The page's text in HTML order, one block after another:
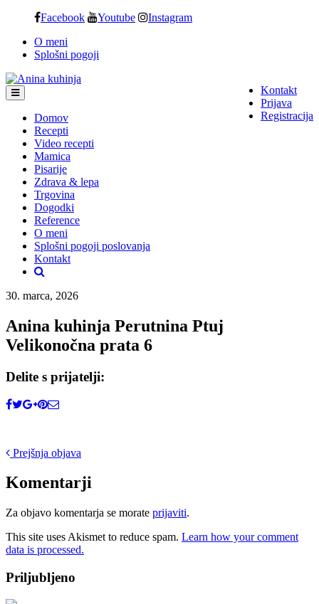
content
Facebook Youtube Instagram
O meni
Splošni pogoji
Kontakt
Prijava
Registracija
Domov
Recepti
Video recepti
Mamica
Pisarije
Zdrava & lepa
Trgovina
Dogodki
Reference
O meni
Splošni pogoji poslovanja
Kontakt
30. marca, 2026
Anina kuhinja Perutnina Ptuj
Velikonočna prata 6
Delite s prijatelji:
Post
navigation
Prejšnja objava
Komentarji
Za objavo komentarja se morate prijaviti.
This site uses Akismet to reduce spam. Learn how your comment
data is processed.
Priljubljeno